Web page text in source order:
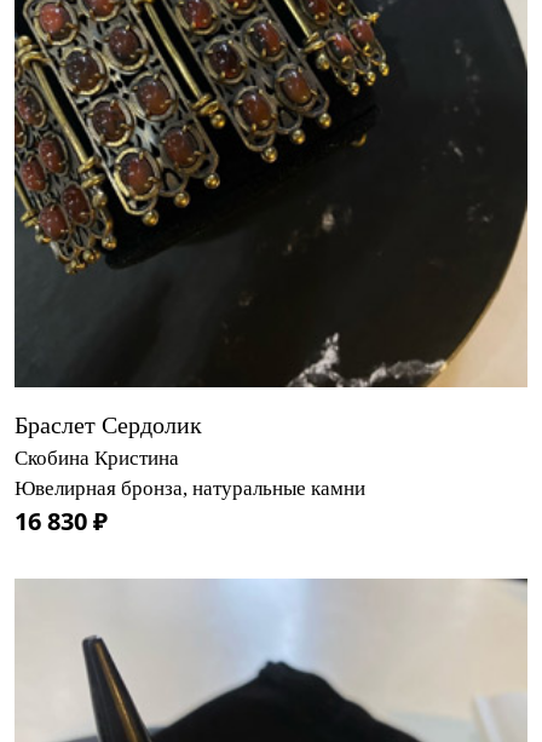
Браслет Сердолик
Скобина Кристина
Ювелирная бронза, натуральные камни
16 830 ₽